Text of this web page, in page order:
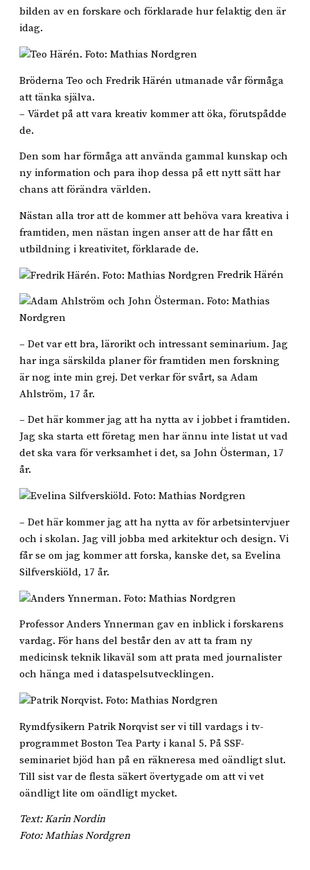
bilden av en forskare och förklarade hur felaktig den är
idag.
Bröderna Teo och Fredrik Härén utmanade vår förmåga
att tänka själva.
– Värdet på att vara kreativ kommer att öka, förutspådde
de.
Den som har förmåga att använda gammal kunskap och
ny information och para ihop dessa på ett nytt sätt har
chans att förändra världen.
Nästan alla tror att de kommer att behöva vara kreativa i
framtiden, men nästan ingen anser att de har fått en
utbildning i kreativitet, förklarade de.
Fredrik Härén
– Det var ett bra, lärorikt och intressant seminarium. Jag
har inga särskilda planer för framtiden men forskning
är nog inte min grej. Det verkar för svårt, sa Adam
Ahlström, 17 år.
– Det här kommer jag att ha nytta av i jobbet i framtiden.
Jag ska starta ett företag men har ännu inte listat ut vad
det ska vara för verksamhet i det, sa John Österman, 17
år.
– Det här kommer jag att ha nytta av för arbetsintervjuer
och i skolan. Jag vill jobba med arkitektur och design. Vi
får se om jag kommer att forska, kanske det, sa Evelina
Silfverskiöld, 17 år.
Professor Anders Ynnerman gav en inblick i forskarens
vardag. För hans del består den av att ta fram ny
medicinsk teknik likaväl som att prata med journalister
och hänga med i dataspelsutvecklingen.
Rymdfysikern Patrik Norqvist ser vi till vardags i tv-
programmet Boston Tea Party i kanal 5. På SSF-
seminariet bjöd han på en räkneresa med oändligt slut.
Till sist var de flesta säkert övertygade om att vi vet
oändligt lite om oändligt mycket.
Text: Karin Nordin
Foto: Mathias Nordgren